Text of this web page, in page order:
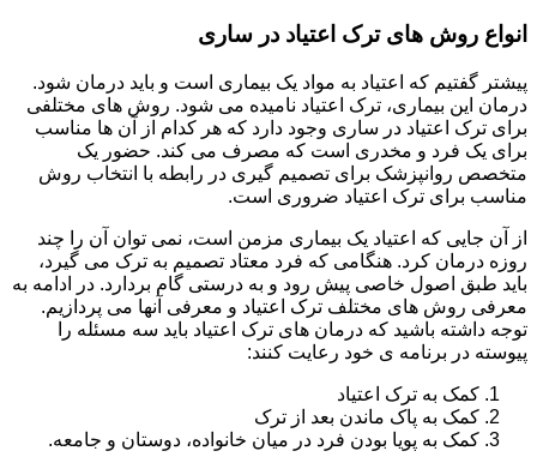
انواع روش های ترک اعتیاد در ساری
پیشتر گفتیم که اعتیاد به مواد یک بیماری است و باید درمان شود.
درمان این بیماری، ترک اعتیاد نامیده می شود. روش های مختلفی
برای ترک اعتیاد در ساری وجود دارد که هر کدام از آن ها مناسب
برای یک فرد و مخدری است که مصرف می کند. حضور یک
متخصص روانپزشک برای تصمیم گیری در رابطه با انتخاب روش
مناسب برای ترک اعتیاد ضروری است.
از آن جایی که اعتیاد یک بیماری مزمن است، نمی توان آن را چند
روزه درمان کرد. هنگامی که فرد معتاد تصمیم به ترک می گیرد،
باید طبق اصول خاصی پیش رود و به درستی گام بردارد. در ادامه به
معرفی روش های مختلف ترک اعتیاد و معرفی آنها می پردازیم.
توجه داشته باشید که درمان های ترک اعتیاد باید سه مسئله را
پیوسته در برنامه ی خود رعایت کنند:
کمک به ترک اعتیاد
کمک به پاک ماندن بعد از ترک
کمک به پویا بودن فرد در میان خانواده، دوستان و جامعه.